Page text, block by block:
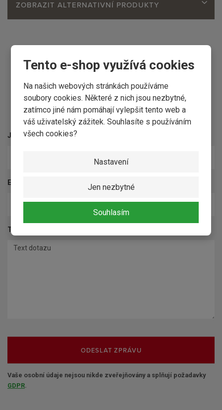
Tento e-shop využívá cookies
Na našich webových stránkách používáme
soubory cookies. Některé z nich jsou nezbytné,
zatímco jiné nám pomáhají vylepšit tento web a
váš uživatelský zážitek. Souhlasíte s používáním
všech cookies?
Nastavení
Jen nezbytné
Souhlasím
ZOBRAZIT ALTERNATIVNÍ PRODUKTY
Kontaktní formulář
Jméno a příjmení*
E-mail
Text dotazu
ODESLAT ZPRÁVU
Vaše osobní údaje nejsou nikde zveřejňovány a splňují požadavky
GDPR